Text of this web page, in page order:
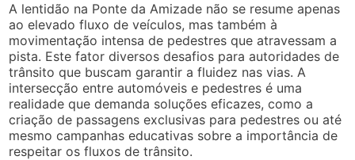
A lentidão na Ponte da Amizade não se resume apenas
ao elevado fluxo de veículos, mas também à
movimentação intensa de pedestres que atravessam a
pista. Este fator diversos desafios para autoridades de
trânsito que buscam garantir a fluidez nas vias. A
intersecção entre automóveis e pedestres é uma
realidade que demanda soluções eficazes, como a
criação de passagens exclusivas para pedestres ou até
mesmo campanhas educativas sobre a importância de
respeitar os fluxos de trânsito.